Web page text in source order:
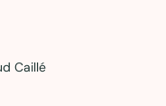
Caillé